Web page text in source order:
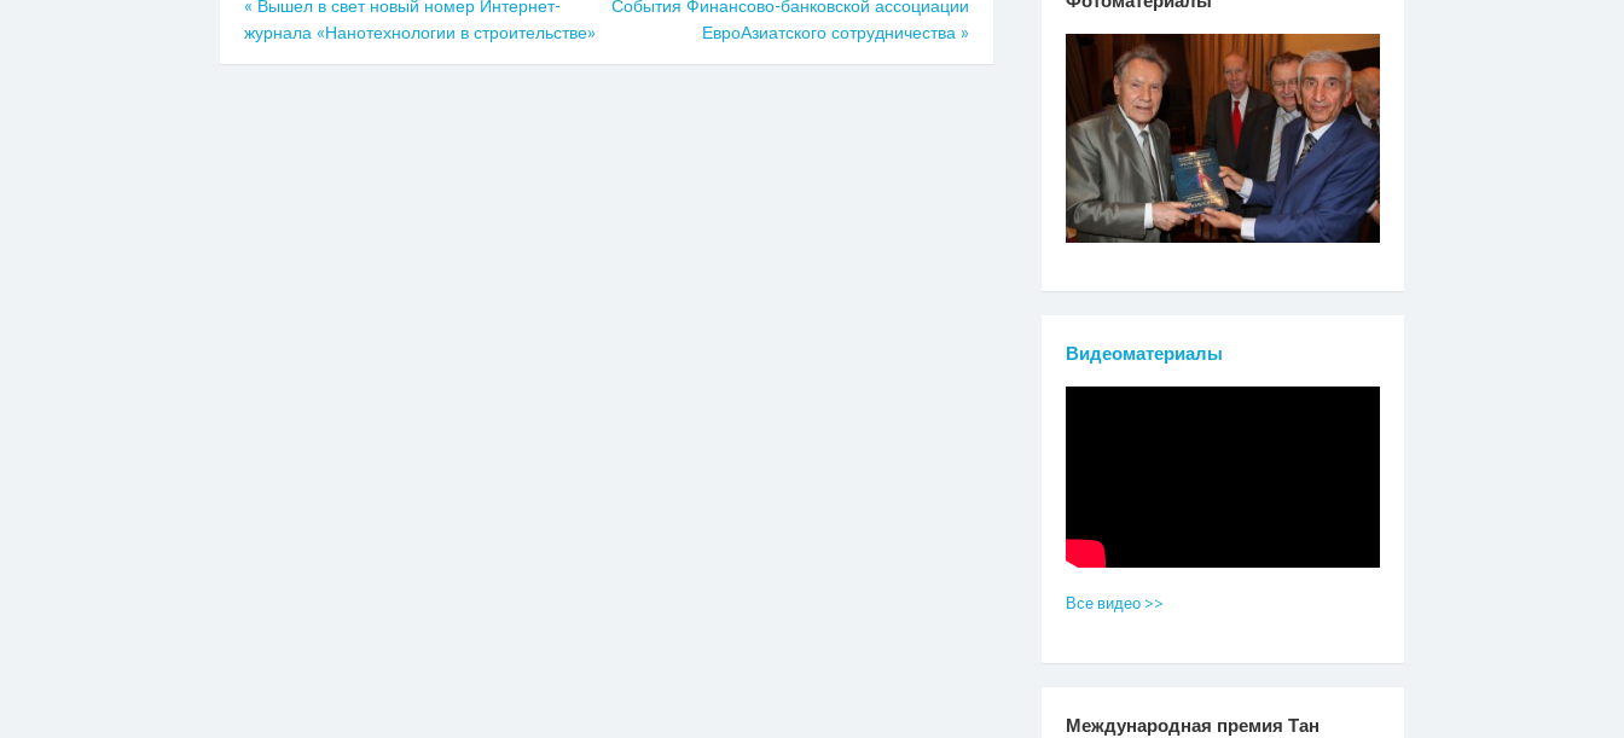
« Вышел в свет новый номер Интернет-
журнала «Нанотехнологии в строительстве»
События Финансово-банковской ассоциации
ЕвроАзиатского сотрудничества »
Видеоматериалы
Все видео >>
Международная премия Тан